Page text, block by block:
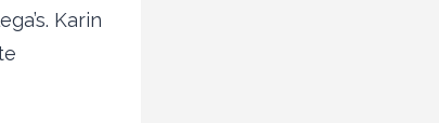
Karin